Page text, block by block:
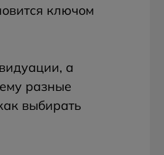
ключом
а
разные
выбирать